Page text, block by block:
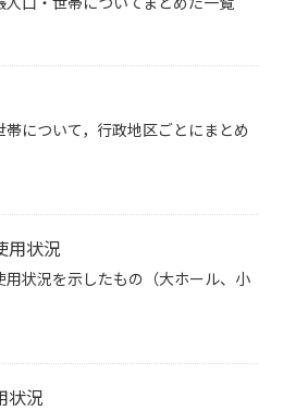
について，行政地区ごとにまとめ
用状況
状況を示したもの（大ホール、小
状況